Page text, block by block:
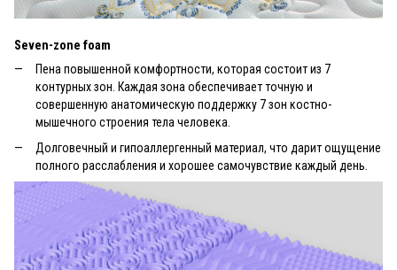
Seven-zone foam
Пена повышенной комфортности, которая состоит из 7
контурных зон. Каждая зона обеспечивает точную и
совершенную анатомическую поддержку 7 зон костно-
мышечного строения тела человека.
Долговечный и гипоаллергенный материал, что дарит ощущение
полного расслабления и хорошее самочувствие каждый день.